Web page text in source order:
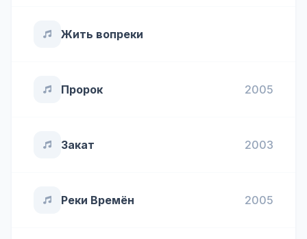
Жить вопреки
Пророк 2005
Закат 2003
Реки Времён 2005